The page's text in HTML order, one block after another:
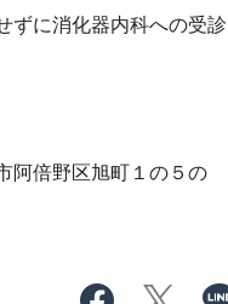
ずに消化器内科への受診
倍野区旭町１の５の